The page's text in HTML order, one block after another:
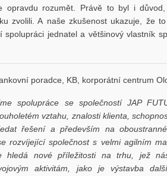
opravdu rozumět. Právě to byl i
zvolili. A naše zkušenost ukazuje, že
spolupráci jednatel a většinový vlastník
poradce, KB, korporátní centrum
spolupráce se společností JAP
vztahu, znalosti klienta,
řešení a především na
rozvíjející společnost s velmi agilním
hledá nové příležitosti na trhu, jež
aktivitám, jako je výstavba